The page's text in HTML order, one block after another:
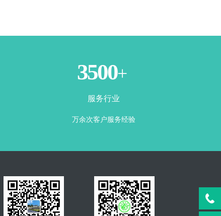
3500+
服务行业
万余次客户服务经验